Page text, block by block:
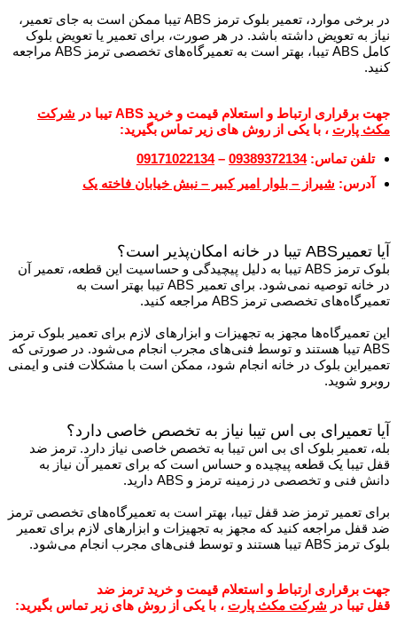
در برخی موارد، تعمیر بلوک ترمز ABS تیبا ممکن است به جای تعمیر،
نیاز به تعویض داشته باشد. در هر صورت، برای تعمیر یا تعویض بلوک
کامل ABS تیبا، بهتر است به تعمیرگاه‌های تخصصی ترمز ABS مراجعه
کنید.
جهت برقراری ارتباط و استعلام قیمت و خرید ABS تیبا در شرکت
مکث پارت ، با یکی از روش های زیر تماس بگیرید:
تلفن تماس:09389372134
–
09171022134
آدرس: شیراز – بلوار امیر کبیر – نبش خیابان فاخته یک
آیا تعمیرABS تیبا در خانه امکان‌پذیر است؟
بلوک ترمز ABS تیبا به دلیل پیچیدگی و حساسیت این قطعه، تعمیر آن
در خانه توصیه نمی‌شود. برای تعمیر ABS تیبا بهتر است به
تعمیرگاه‌های تخصصی ترمز ABS مراجعه کنید.
این تعمیرگاه‌ها مجهز به تجهیزات و ابزارهای لازم برای تعمیر بلوک ترمز
ABS تیبا هستند و توسط فنی‌های مجرب انجام می‌شود. در صورتی که
تعمیراین بلوک در خانه انجام شود، ممکن است با مشکلات فنی و ایمنی
روبرو شوید.
آیا تعمیرای بی اس تیبا نیاز به تخصص خاصی دارد؟
بله، تعمیر بلوک ای بی اس تیبا به تخصص خاصی نیاز دارد. ترمز ضد
قفل تیبا یک قطعه پیچیده و حساس است که برای تعمیر آن نیاز به
دانش فنی و تخصصی در زمینه ترمز و ABS دارید.
برای تعمیر ترمز ضد قفل تیبا، بهتر است به تعمیرگاه‌های تخصصی ترمز
ضد قفل مراجعه کنید که مجهز به تجهیزات و ابزارهای لازم برای تعمیر
بلوک ترمز ABS تیبا هستند و توسط فنی‌های مجرب انجام می‌شود.
جهت برقراری ارتباط و استعلام قیمت و خرید ترمز ضد
قفل تیبا در شرکت مکث پارت ، با یکی از روش های زیر تماس بگیرید: